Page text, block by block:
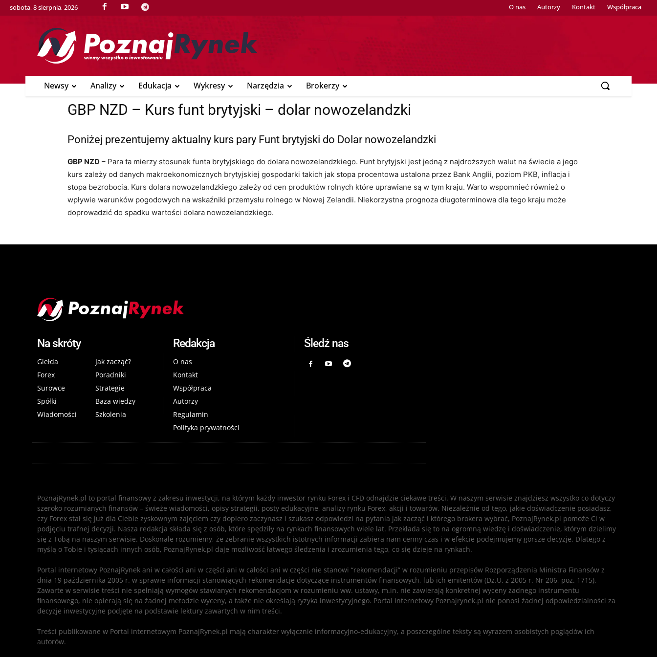
sobota, 8 sierpnia, 2026 O nas Autorzy Kontakt Współpraca
Newsy Analizy Edukacja Wykresy Narzędzia Brokerzy
GBP NZD – Kurs funt brytyjski – dolar nowozelandzki
Poniżej prezentujemy aktualny kurs pary Funt brytyjski do Dolar nowozelandzki
GBP NZD – Para ta mierzy stosunek funta brytyjskiego do dolara nowozelandzkiego. Funt brytyjski jest jedną z najdroższych walut na świecie a jego
kurs zależy od danych makroekonomicznych brytyjskiej gospodarki takich jak stopa procentowa ustalona przez Bank Anglii, poziom PKB, inflacja i
stopa bezrobocia. Kurs dolara nowozelandzkiego zależy od cen produktów rolnych które uprawiane są w tym kraju. Warto wspomnieć również o
wpływie warunków pogodowych na wskaźniki przemysłu rolnego w Nowej Zelandii. Niekorzystna prognoza długoterminowa dla tego kraju może
doprowadzić do spadku wartości dolara nowozelandzkiego.
Na skróty
Giełda
Forex
Surowce
Spółki
Wiadomości
Jak zacząć?
Poradniki
Strategie
Baza wiedzy
Szkolenia
Redakcja
O nas
Kontakt
Współpraca
Autorzy
Regulamin
Polityka prywatności
Śledź nas
PoznajRynek.pl to portal finansowy z zakresu inwestycji, na którym każdy inwestor rynku Forex i CFD odnajdzie ciekawe treści. W naszym serwisie znajdziesz wszystko co dotyczy
szeroko rozumianych finansów – świeże wiadomości, opisy strategii, posty edukacyjne, analizy rynku Forex, akcji i towarów. Niezależnie od tego, jakie doświadczenie posiadasz,
czy Forex stał się już dla Ciebie zyskownym zajęciem czy dopiero zaczynasz i szukasz odpowiedzi na pytania jak zacząć i którego brokera wybrać, PoznajRynek.pl pomoże Ci w
podjęciu trafnej decyzji. Nasza redakcja składa się z osób, które spędziły na rynkach finansowych wiele lat. Przekłada się to na ogromną wiedzę i doświadczenie, którym dzielimy
się z Tobą na naszym serwisie. Doskonale rozumiemy, że zebranie wszystkich istotnych informacji zabiera nam cenny czas i w efekcie podejmujemy gorsze decyzje. Dlatego z
myślą o Tobie i tysiącach innych osób, PoznajRynek.pl daje możliwość łatwego śledzenia i zrozumienia tego, co się dzieje na rynkach.
Portal internetowy PoznajRynek ani w całości ani w części ani w całości ani w części nie stanowi “rekomendacji” w rozumieniu przepisów Rozporządzenia Ministra Finansów z
dnia 19 października 2005 r. w sprawie informacji stanowiących rekomendacje dotyczące instrumentów finansowych, lub ich emitentów (Dz.U. z 2005 r. Nr 206, poz. 1715).
Zawarte w serwisie treści nie spełniają wymogów stawianych rekomendacjom w rozumieniu ww. ustawy, m.in. nie zawierają konkretnej wyceny żadnego instrumentu
finansowego, nie opierają się na żadnej metodzie wyceny, a także nie określają ryzyka inwestycyjnego. Portal Internetowy Poznajrynek.pl nie ponosi żadnej odpowiedzialności za
decyzje inwestycyjne podjęte na podstawie lektury zawartych w nim treści.
Treści publikowane w Portal internetowym PoznajRynek.pl mają charakter wyłącznie informacyjno-edukacyjny, a poszczególne teksty są wyrazem osobistych poglądów ich
autorów.